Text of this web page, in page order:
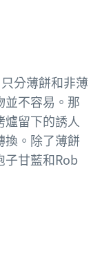
分薄餅和非薄
並不容易。那
爐留下的誘人
換。除了薄餅
子甘藍和Rob